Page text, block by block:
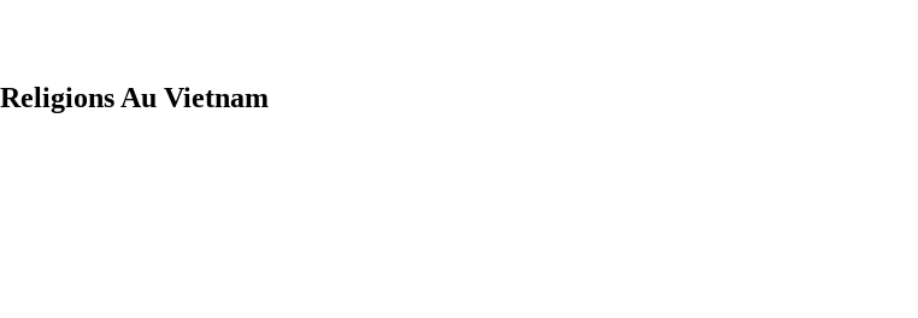
Au Vietnam